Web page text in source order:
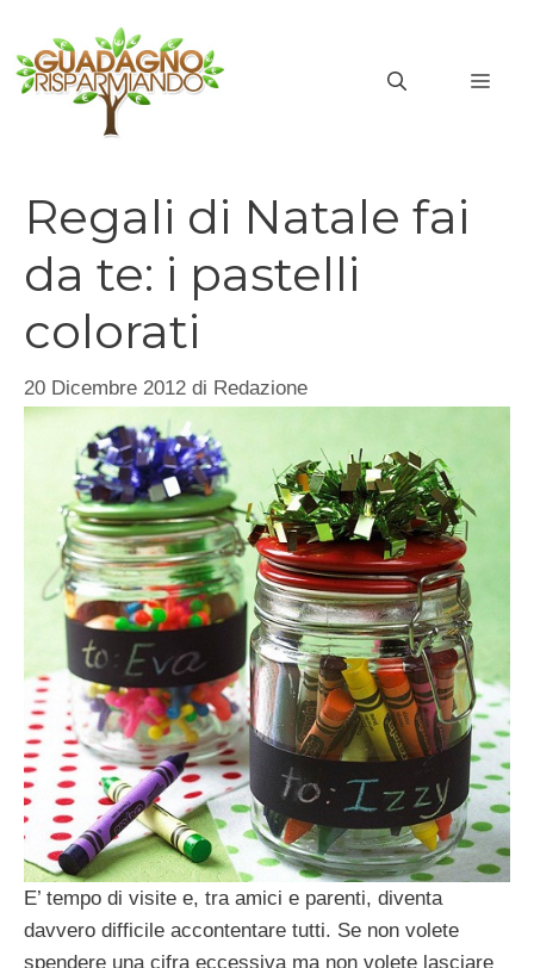
contenuto
Regali di Natale fai
da te: i pastelli
colorati
20 Dicembre 2012 di Redazione
E’ tempo di visite e, tra amici e parenti, diventa
davvero difficile accontentare tutti. Se non volete
spendere una cifra eccessiva ma non volete lasciare